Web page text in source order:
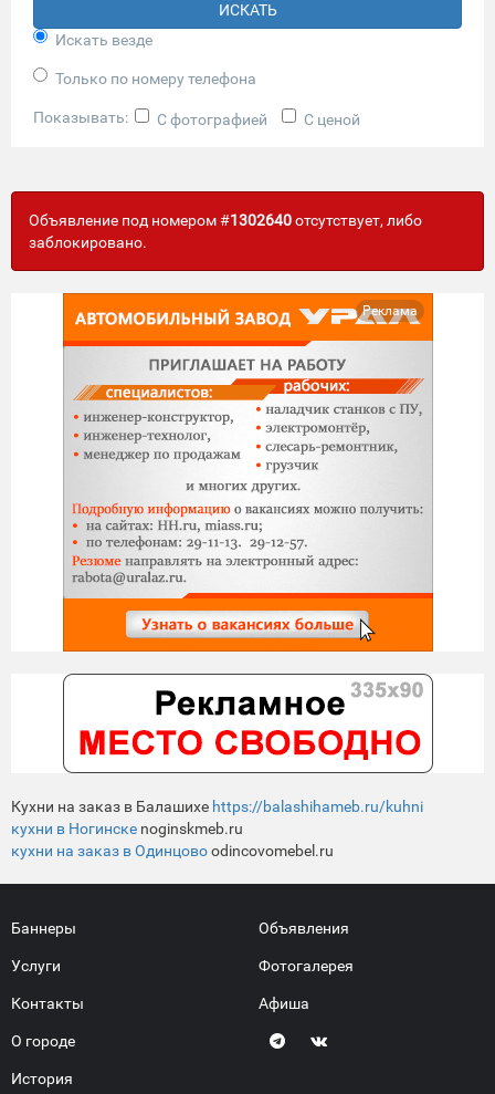
ИСКАТЬ
Искать везде
Только по номеру телефона
Показывать: С фотографией С ценой
Объявление под номером #1302640отсутствует, либо
заблокировано.
Реклама
Кухни на заказ в Балашихе https://balashihameb.ru/kuhni
кухни в Ногинске noginskmeb.ru
кухни на заказ в Одинцовоodincovomebel.ru
Баннеры
Услуги
Контакты
О городе
История
Объявления
Фотогалерея
Афиша